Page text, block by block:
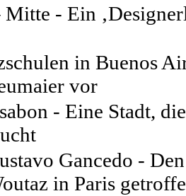
- Ein
in Buenos
vor
- Eine Stadt,
Gancedo -
in Paris